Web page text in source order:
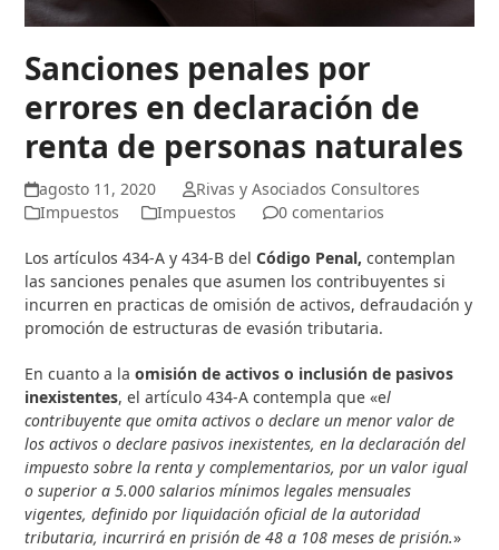
Sanciones penales por
errores en declaración de
renta de personas naturales
agosto 11, 2020
Rivas y Asociados Consultores
Impuestos
Impuestos 0 comentarios
Los artículos 434-A y 434-B delCódigo Penal,contemplan
las sanciones penales que asumen los contribuyentes si
incurren en practicas de omisión de activos, defraudación y
promoción de estructuras de evasión tributaria.
En cuanto a laomisión de activos o inclusión de pasivos
inexistentes, el artículo 434-A contempla que «el
contribuyente que omita activos o declare un menor valor de
los activos o declare pasivos inexistentes, en la declaración del
impuesto sobre la renta y complementarios, por un valor igual
o superior a 5.000 salarios mínimos legales mensuales
vigentes, definido por liquidación oficial de la autoridad
tributaria, incurrirá en prisión de 48 a 108 meses de prisión.»